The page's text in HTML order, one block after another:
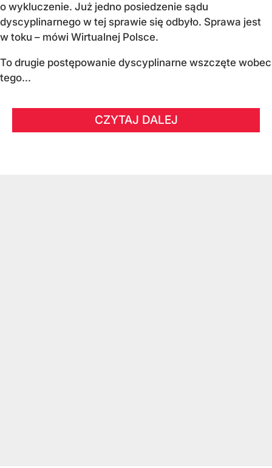
o wykluczenie. Już jedno posiedzenie sądu
dyscyplinarnego w tej sprawie się odbyło. Sprawa jest
w toku – mówi Wirtualnej Polsce.
To drugie postępowanie dyscyplinarne wszczęte wobec
tego...
CZYTAJ DALEJ